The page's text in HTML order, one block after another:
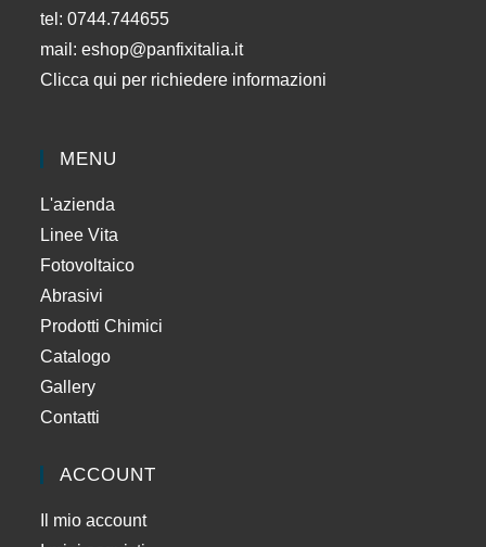
tel: 0744.744655
mail:eshop@panfixitalia.it
Clicca qui per richiedere informazioni
MENU
L'azienda
Linee Vita
Fotovoltaico
Abrasivi
Prodotti Chimici
Catalogo
Gallery
Contatti
ACCOUNT
Il mio account